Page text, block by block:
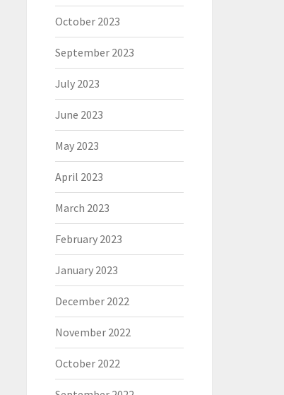
October 2023
September 2023
July 2023
June 2023
May 2023
April 2023
March 2023
February 2023
January 2023
December 2022
November 2022
October 2022